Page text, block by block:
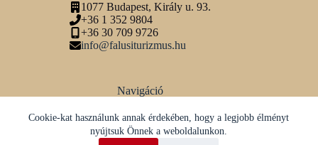
Cookie-kat használunk annak érdekében, hogy a legjobb élményt
nyújtsuk Önnek a weboldalunkon.
1077 Budapest, Király u. 93.
+36 1 352 9804
+36 30 709 9726
info@falusiturizmus.hu
Navigáció
Adatvédelmi tájékoztató
Közösségi média